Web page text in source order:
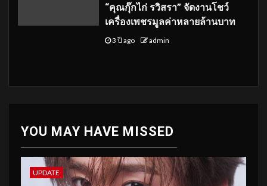
“คุณกุ๊กไก่ รวิสรา” จัดงานโชว์
เครื่องเพชรมูลค่าหลายล้านบาท
3 ปี ago admin
YOU MAY HAVE MISSED
UPDATE